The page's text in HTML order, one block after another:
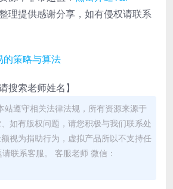
理提供感谢分享，如有侵权请联系
的策略与算法
搜索老师姓名】
遵守相关法律法规，所有资源来源于
如有版权问题，请您积极与我们联系处
视为捐助行为，虚拟产品所以不支持任
联系客服。 客服老师 微信：